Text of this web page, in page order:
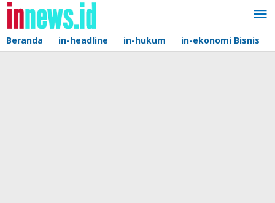
Lewati
konten
Beranda in-headline in-hukum in-ekonomi Bisnis